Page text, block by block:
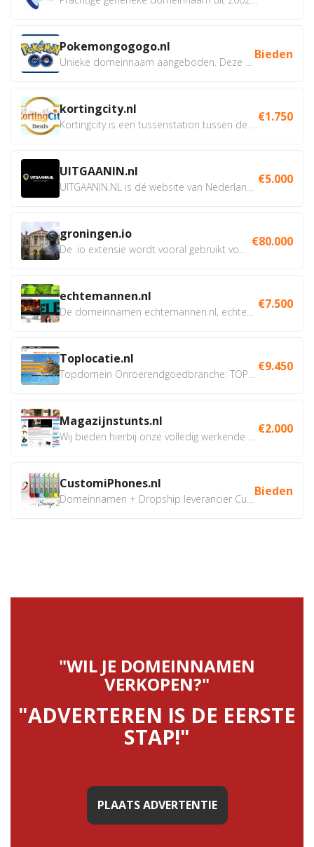
Pokemongogogo.nl Bieden
kortingcity.nl €1.750
UITGAANIN.nl €5.000
groningen.io €80.000
echtemannen.nl €7.500
Toplocatie.nl €9.450
Magazijnstunts.nl €2.000
CustomiPhones.nl Bieden
"WIL JE DOMEINNAMEN
VERKOPEN?"
"ADVERTEREN IS DE EERSTE
STAP!"
PLAATS ADVERTENTIE